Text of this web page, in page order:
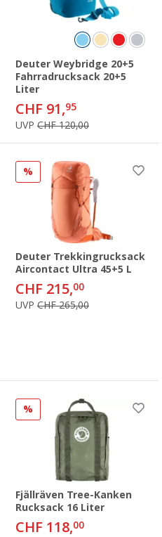
Deuter Weybridge 20+5
Fahrradrucksack 20+5
Liter
CHF 91,95
UVP CHF 120,00
%
Deuter Trekkingrucksack
Aircontact Ultra 45+5 L
CHF 215,00
UVP CHF 265,00
%
Fjällräven Tree-Kanken
Rucksack 16 Liter
CHF 118,00